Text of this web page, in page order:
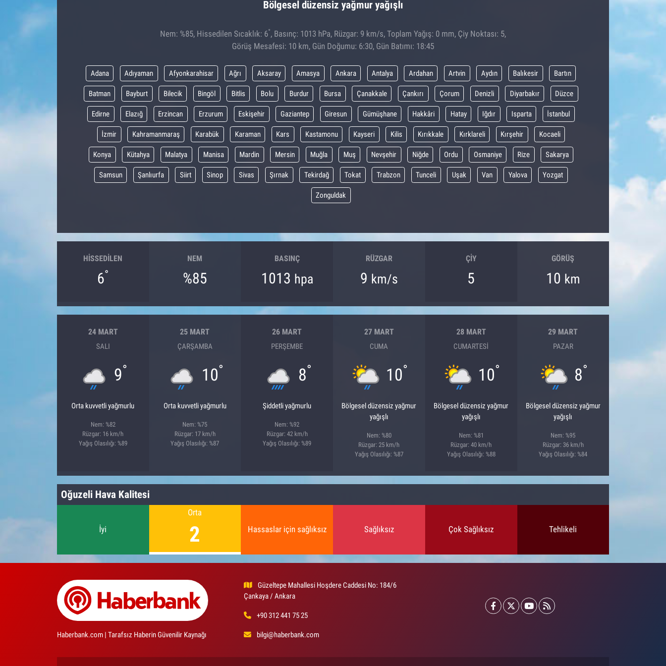
Bölgesel düzensiz yağmur yağışlı
Nem: %85, Hissedilen Sıcaklık: 6°, Basınç: 1013 hPa, Rüzgar: 9 km/s, Toplam Yağış: 0 mm, Çiy Noktası: 5,
Görüş Mesafesi: 10 km, Gün Doğumu: 6:30, Gün Batımı: 18:45
Adana Adıyaman Afyonkarahisar Ağrı Aksaray Amasya Ankara Antalya Ardahan Artvin Aydın Balıkesir Bartın
Batman Bayburt Bilecik Bingöl Bitlis Bolu Burdur Bursa Çanakkale Çankırı Çorum Denizli Diyarbakır Düzce
Edirne Elazığ Erzincan Erzurum Eskişehir Gaziantep Giresun Gümüşhane Hakkâri Hatay Iğdır Isparta İstanbul
İzmir Kahramanmaraş Karabük Karaman Kars Kastamonu Kayseri Kilis Kırıkkale Kırklareli Kırşehir Kocaeli
Konya Kütahya Malatya Manisa Mardin Mersin Muğla Muş Nevşehir Niğde Ordu Osmaniye Rize Sakarya
Samsun Şanlıurfa Siirt Sinop Sivas Şırnak Tekirdağ Tokat Trabzon Tunceli Uşak Van Yalova Yozgat
Zonguldak
HISSEDILEN
6°
NEM
%85
BASINÇ
1013 hpa
RÜZGAR
9 km/s
ÇIY
5
GÖRÜŞ
10 km
24 MART
SALI
9°
Orta kuvvetli yağmurlu
Nem: %82
Rüzgar: 16 km/h
Yağış Olasılığı: %89
25 MART
ÇARŞAMBA
10°
Orta kuvvetli yağmurlu
Nem: %75
Rüzgar: 17 km/h
Yağış Olasılığı: %87
26 MART
PERŞEMBE
8°
Şiddetli yağmurlu
Nem: %92
Rüzgar: 42 km/h
Yağış Olasılığı: %89
27 MART
CUMA
10°
Bölgesel düzensiz yağmur
yağışlı
Nem: %80
Rüzgar: 25 km/h
Yağış Olasılığı: %87
28 MART
CUMARTESI
10°
Bölgesel düzensiz yağmur
yağışlı
Nem: %81
Rüzgar: 40 km/h
Yağış Olasılığı: %88
29 MART
PAZAR
8°
Bölgesel düzensiz yağmur
yağışlı
Nem: %95
Rüzgar: 36 km/h
Yağış Olasılığı: %84
Oğuzeli Hava Kalitesi
İyi
Orta
2 Hassaslar için sağlıksız Sağlıksız Çok Sağlıksız Tehlikeli
Haberbank.com | Tarafsız Haberin Güvenilir Kaynağı
Güzeltepe Mahallesi Hoşdere Caddesi No: 184/6
Çankaya / Ankara
+90 312 441 75 25
bilgi@haberbank.com